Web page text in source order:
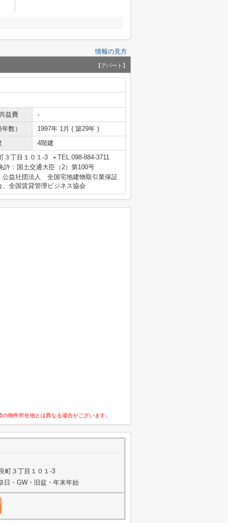
情報の見方
【アパート】
益費
-
数）
1997年 1月 ( 築29年 )
4階建
３丁目１０１-3
TEL:098-884-3711
許：国土交通大臣（2）第100号
益社団法人 全国宅地建物取引業保証
全国賃貸管理ビジネス協会
物件所在地とは異なる場合がございます。
町３丁目１０１-3
日・GW・旧盆・年末年始